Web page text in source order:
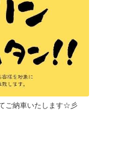
ご納車いたします☆彡